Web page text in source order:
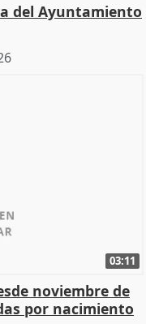
del Ayuntamiento
03:11
noviembre de
por nacimiento